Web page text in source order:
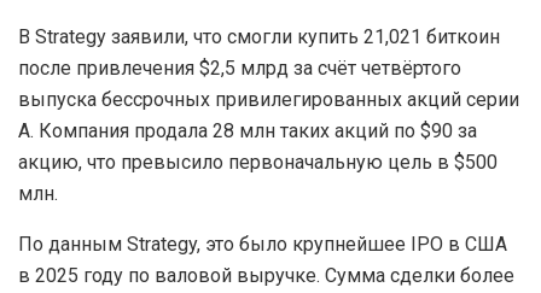
В Strategy заявили, что смогли купить 21,021 биткоин
после привлечения $2,5 млрд за счёт четвёртого
выпуска бессрочных привилегированных акций серии
А. Компания продала 28 млн таких акций по $90 за
акцию, что превысило первоначальную цель в $500
млн.
По данным Strategy, это было крупнейшее IPO в США
в 2025 году по валовой выручке. Сумма сделки более